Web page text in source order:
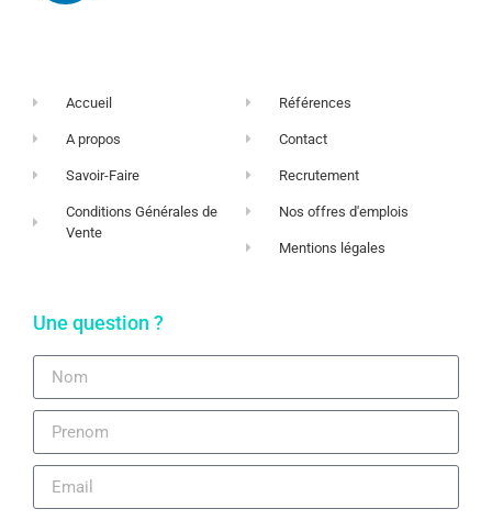
Accueil
A propos
Savoir-Faire
Conditions Générales de
Vente
Références
Contact
Recrutement
Nos offres d'emplois
Mentions légales
Une question ?